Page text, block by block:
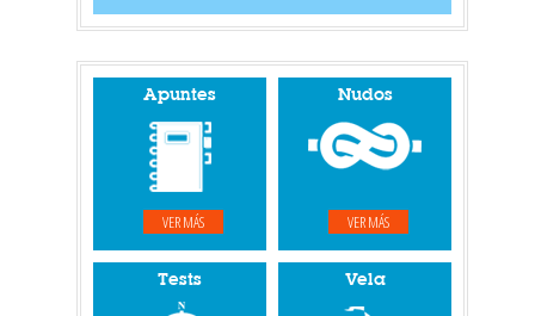
Apuntes
VER MÁS
Nudos
VER MÁS
Tests Vela